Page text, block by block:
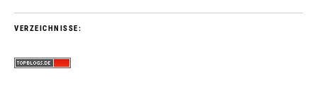
VERZEICHNISSE: